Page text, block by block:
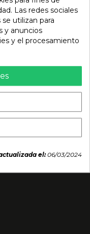
ebi 21/25 20pcs
SUSHI)
Las redes sociales
utilizan para
y anuncios
y el procesamiento
el:06/03/2024